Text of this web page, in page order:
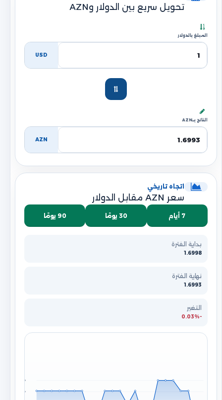
تحويل سريع بين الدولار وAZN
المبلغ بالدولار
USD
الناتج بـ AZN
AZN
اتجاه تاريخي
سعر AZN مقابل الدولار
7 أيام 30 يومًا 90 يومًا
بداية الفترة
1.6998
نهاية الفترة
1.6993
التغير
-0.03%
1.6999
1.6997